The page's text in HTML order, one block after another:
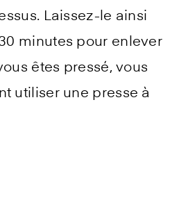
Laissez-le ainsi
minutes pour enlever
êtes pressé, vous
utiliser une presse à